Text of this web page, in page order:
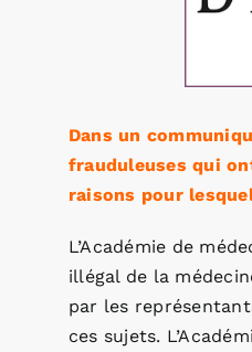
Dans un
frauduleuses qui
raisons pour
L’Académie de
illégal de la
par les
ces sujets.